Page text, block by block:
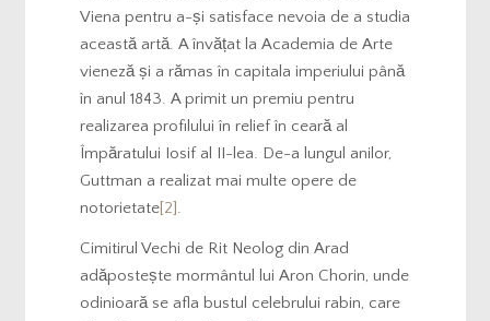
Viena pentru a-și satisface nevoia de a studia
această artă. A învățat la Academia de Arte
vieneză și a rămas în capitala imperiului până
în anul 1843. A primit un premiu pentru
realizarea profilului în relief în ceară al
Împăratului Iosif al II-lea. De-a lungul anilor,
Guttman a realizat mai multe opere de
notorietate[2].
Cimitirul Vechi de Rit Neolog din Arad
adăpostește mormântul lui Aron Chorin, unde
odinioară se afla bustul celebrului rabin, care